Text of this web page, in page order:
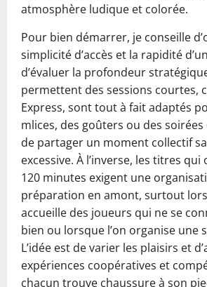
atmosphère ludique et colorée.
Pour bien démarrer, je conseille
simplicité d’accès et la rapidité
d’évaluer la profondeur
permettent des sessions courtes,
Express, sont tout à fait adaptés
mlices, des goûters ou des soirées
de partager un moment collectif
excessive. À l’inverse, les titres qui
120 minutes exigent une
préparation en amont, surtout
accueille des joueurs qui ne se
bien ou lorsque l’on organise une
L’idée est de varier les plaisirs et
expériences coopératives et
chacun trouve chaussure à son